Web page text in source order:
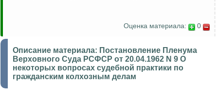
Оценка материала: 0
Описание материала: Постановление Пленума
Верховного Суда РСФСР от 20.04.1962 N 9 О
некоторых вопросах судебной практики по
гражданским колхозным делам